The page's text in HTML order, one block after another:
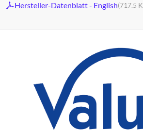
Hersteller-Datenblatt - English(717.5